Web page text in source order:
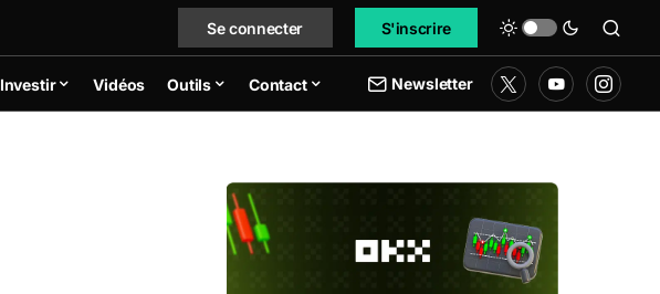
Se connecter S'inscrire
Investir Vidéos Outils Contact Newsletter